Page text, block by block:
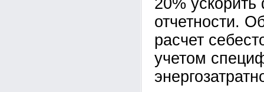
20%
отчетности.
расчет
учетом